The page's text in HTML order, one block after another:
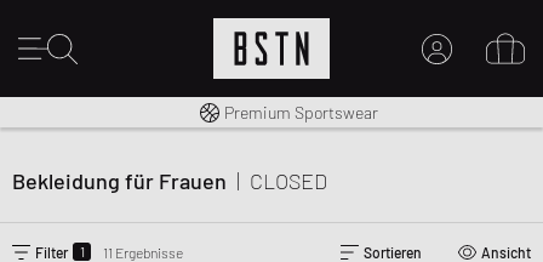
EINEN ACCOUNT ERSTELLEN
Kostenloser Versand nach DE ab € 70
Premium Sportswear
Bekleidung für Frauen | CLOSED
Filter 1 11 Ergebnisse Sortieren Ansicht